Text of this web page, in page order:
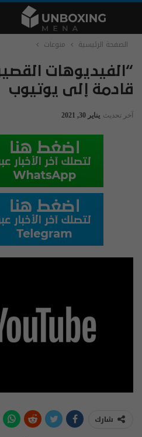
الصفحة الرئيسية منوعات
“الفيديوهات
قادمة إلى يوتيوب
آخر تحديث يناير 30, 2021
شارك